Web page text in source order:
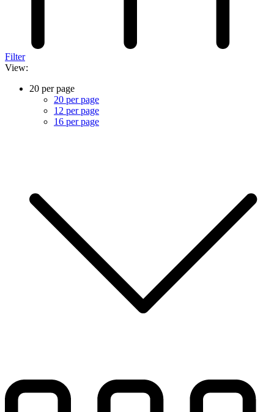
Filter
View:
20 per page
20 per page
12 per page
16 per page